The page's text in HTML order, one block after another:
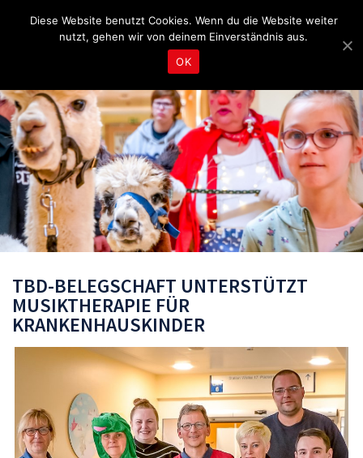
TBD-BELEGSCHAFT UNTERSTÜTZT
MUSIKTHERAPIE FÜR
KRANKENHAUSKINDER
Diese Website benutzt Cookies. Wenn du die Website weiter
nutzt, gehen wir von deinem Einverständnis aus.
OK